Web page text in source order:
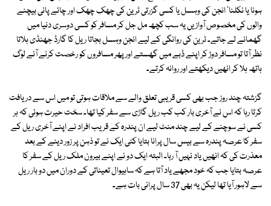
ہونا یا نکلنا' انجن کی وہسل یا کسی گزرتی ٹرین کی چھک چھک اور چائے پانی بیچنے
والوں کی مخصوص آوازیں یہ سب کچھ مل جل کر مسافر کو کسی دوسری دنیا میں
گھمانے لے جاتے۔ ٹرین کی روانگی کے لیے انجن وہسل بجاتا ریل کا گارڈ جھنڈی ہلاتا
نظر آتا تو مسافر دوڑ کر اپنے ڈبے میں گھستے اور پھر مسافروں کو رخصت کرنے آئے لوگ
ہاتھ ہلا کر انھیں دیکھتے اور روانہ کرتے۔
گزشتہ چند روز جب بھی کسی قریبی تعلق والے سے ملاقات ہوتی تو میں اس سے دریافت
کرتا رہا کہ اس نے آخری بار کب کب ریل گاڑی سے سفر کیا تھا۔ سخت حیرت ہوئی کہ ہر
کسی نے سوچنے کے لیے چند منٹ لیے ان پندرہ کے قریب افراد نے اپنے آخری ریل کے
سفر کا عرصہ پندرہ سے بیس سال پرانا بتایا کئی ایک نے تو ذہن پر زور دینے کے بعد
معذرت کی کہ انھیں یاد نہیں آ رہا۔ البتہ ایک دو نے اپنے بیرون ملک ریل کے سفر کا
عرصہ بتایا جب کہ خود مجھے یاد آتا ہے کہ ساہیوال تعیناتی کے دوران میں دو بار ریل
سے لاہور آیا تھا لیکن یہ بھی 37 سال پرانی بات ہے۔